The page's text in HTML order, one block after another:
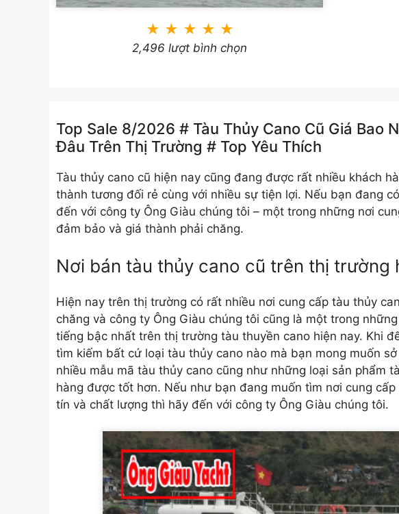
★ ★ ★ ★ ★
2,496 lượt bình chọn
Top Sale 8/2026 # Tàu Thủy Cano Cũ Giá Bao
Đâu Trên Thị Trường # Top Yêu Thích
Tàu thủy cano cũ hiện nay cũng đang được rất nhiều khách
thành tương đối rẻ cùng với nhiều sự tiện lợi. Nếu bạn đang
đến với công ty Ông Giàu chúng tôi – một trong những nơi
đảm bảo và giá thành phải chăng.
Nơi bán tàu thủy cano cũ trên thị trường
Hiện nay trên thị trường có rất nhiều nơi cung cấp tàu thủy
chăng và công ty Ông Giàu chúng tôi cũng là một trong những
tiếng bậc nhất trên thị trường tàu thuyền cano hiện nay. Khi
tìm kiếm bất cứ loại tàu thủy cano nào mà bạn mong muốn
nhiều mẫu mã tàu thủy cano cũng như những loại sản phẩm
hàng được tốt hơn. Nếu như bạn đang muốn tìm nơi cung
tín và chất lượng thì hãy đến với công ty Ông Giàu chúng tôi.